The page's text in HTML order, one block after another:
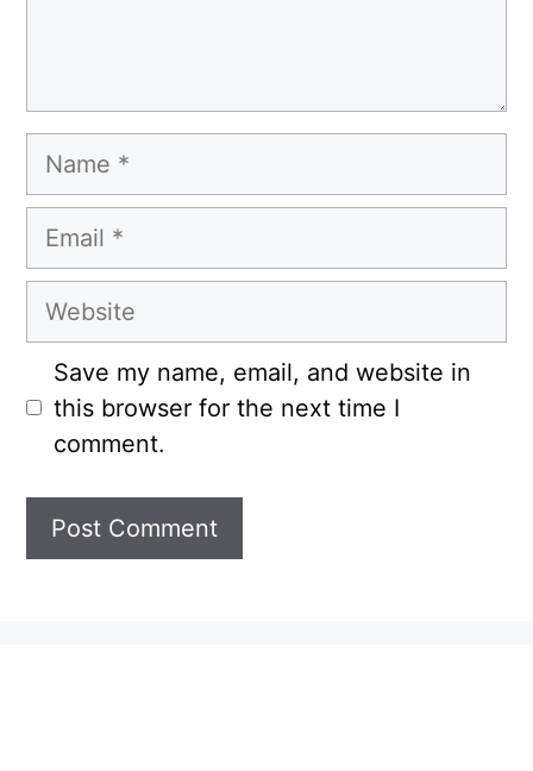
Name
Email
Website
Save my name, email, and website in
this browser for the next time I
comment.